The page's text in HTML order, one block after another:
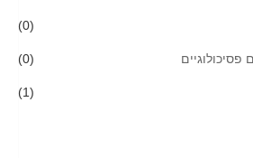
(0)
(0)
(1)